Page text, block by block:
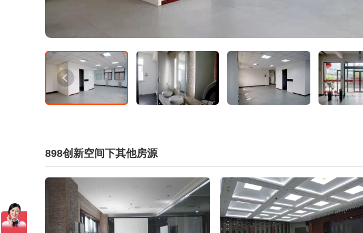
898创新空间下其他房源